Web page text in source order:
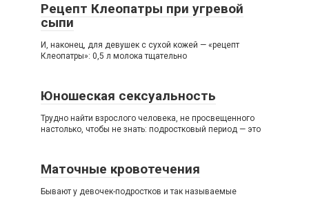
Рецепт Клеопатры при угревой
сыпи
И, наконец, для девушек с сухой кожей — «рецепт
Клеопатры»: 0,5 л молока тщательно
Юношеская сексуальность
Трудно найти взрослого человека, не просвещенного
настолько, чтобы не знать: подростковый период — это
Маточные кровотечения
Бывают у девочек-подростков и так называемые